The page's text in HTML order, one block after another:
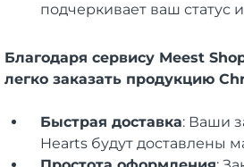
подчеркивает ваш статус
Благодаря сервису Meest
легко заказать продукцию
Быстрая доставка: Ваши
Hearts будут доставлены